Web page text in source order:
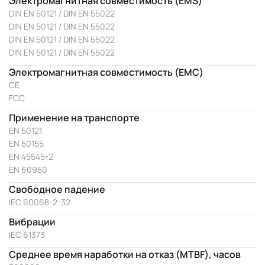
DIN EN 50121 / DIN EN 55022
DIN EN 50121 / DIN EN 55022
DIN EN 50121 / DIN EN 55022
DIN EN 50121 / DIN EN 55022
Электромагнитная совместимость (EMC)
CE
FCC
Применение на транспорте
EN 50121
EN 50155
EN 45545-2
EN 60950
Свободное падение
IEC 60068-2-32
Вибрации
IEC 61373
Среднее время наработки на отказ (MTBF), часов